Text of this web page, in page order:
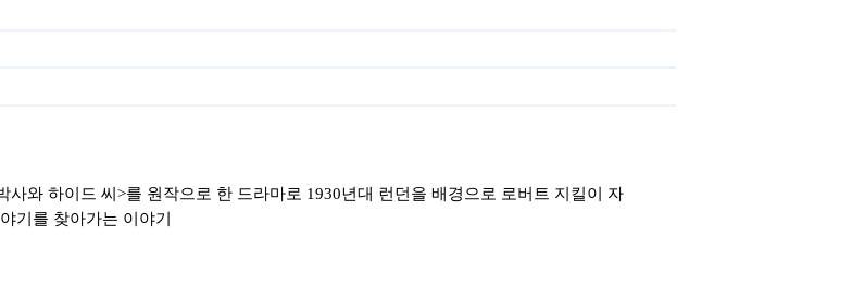
사와 하이드 씨 >를 원작으로 한 드라마로 1930년대 런던을 배경으로 로버트 지킬이 자
기를 찾아가는 이야기